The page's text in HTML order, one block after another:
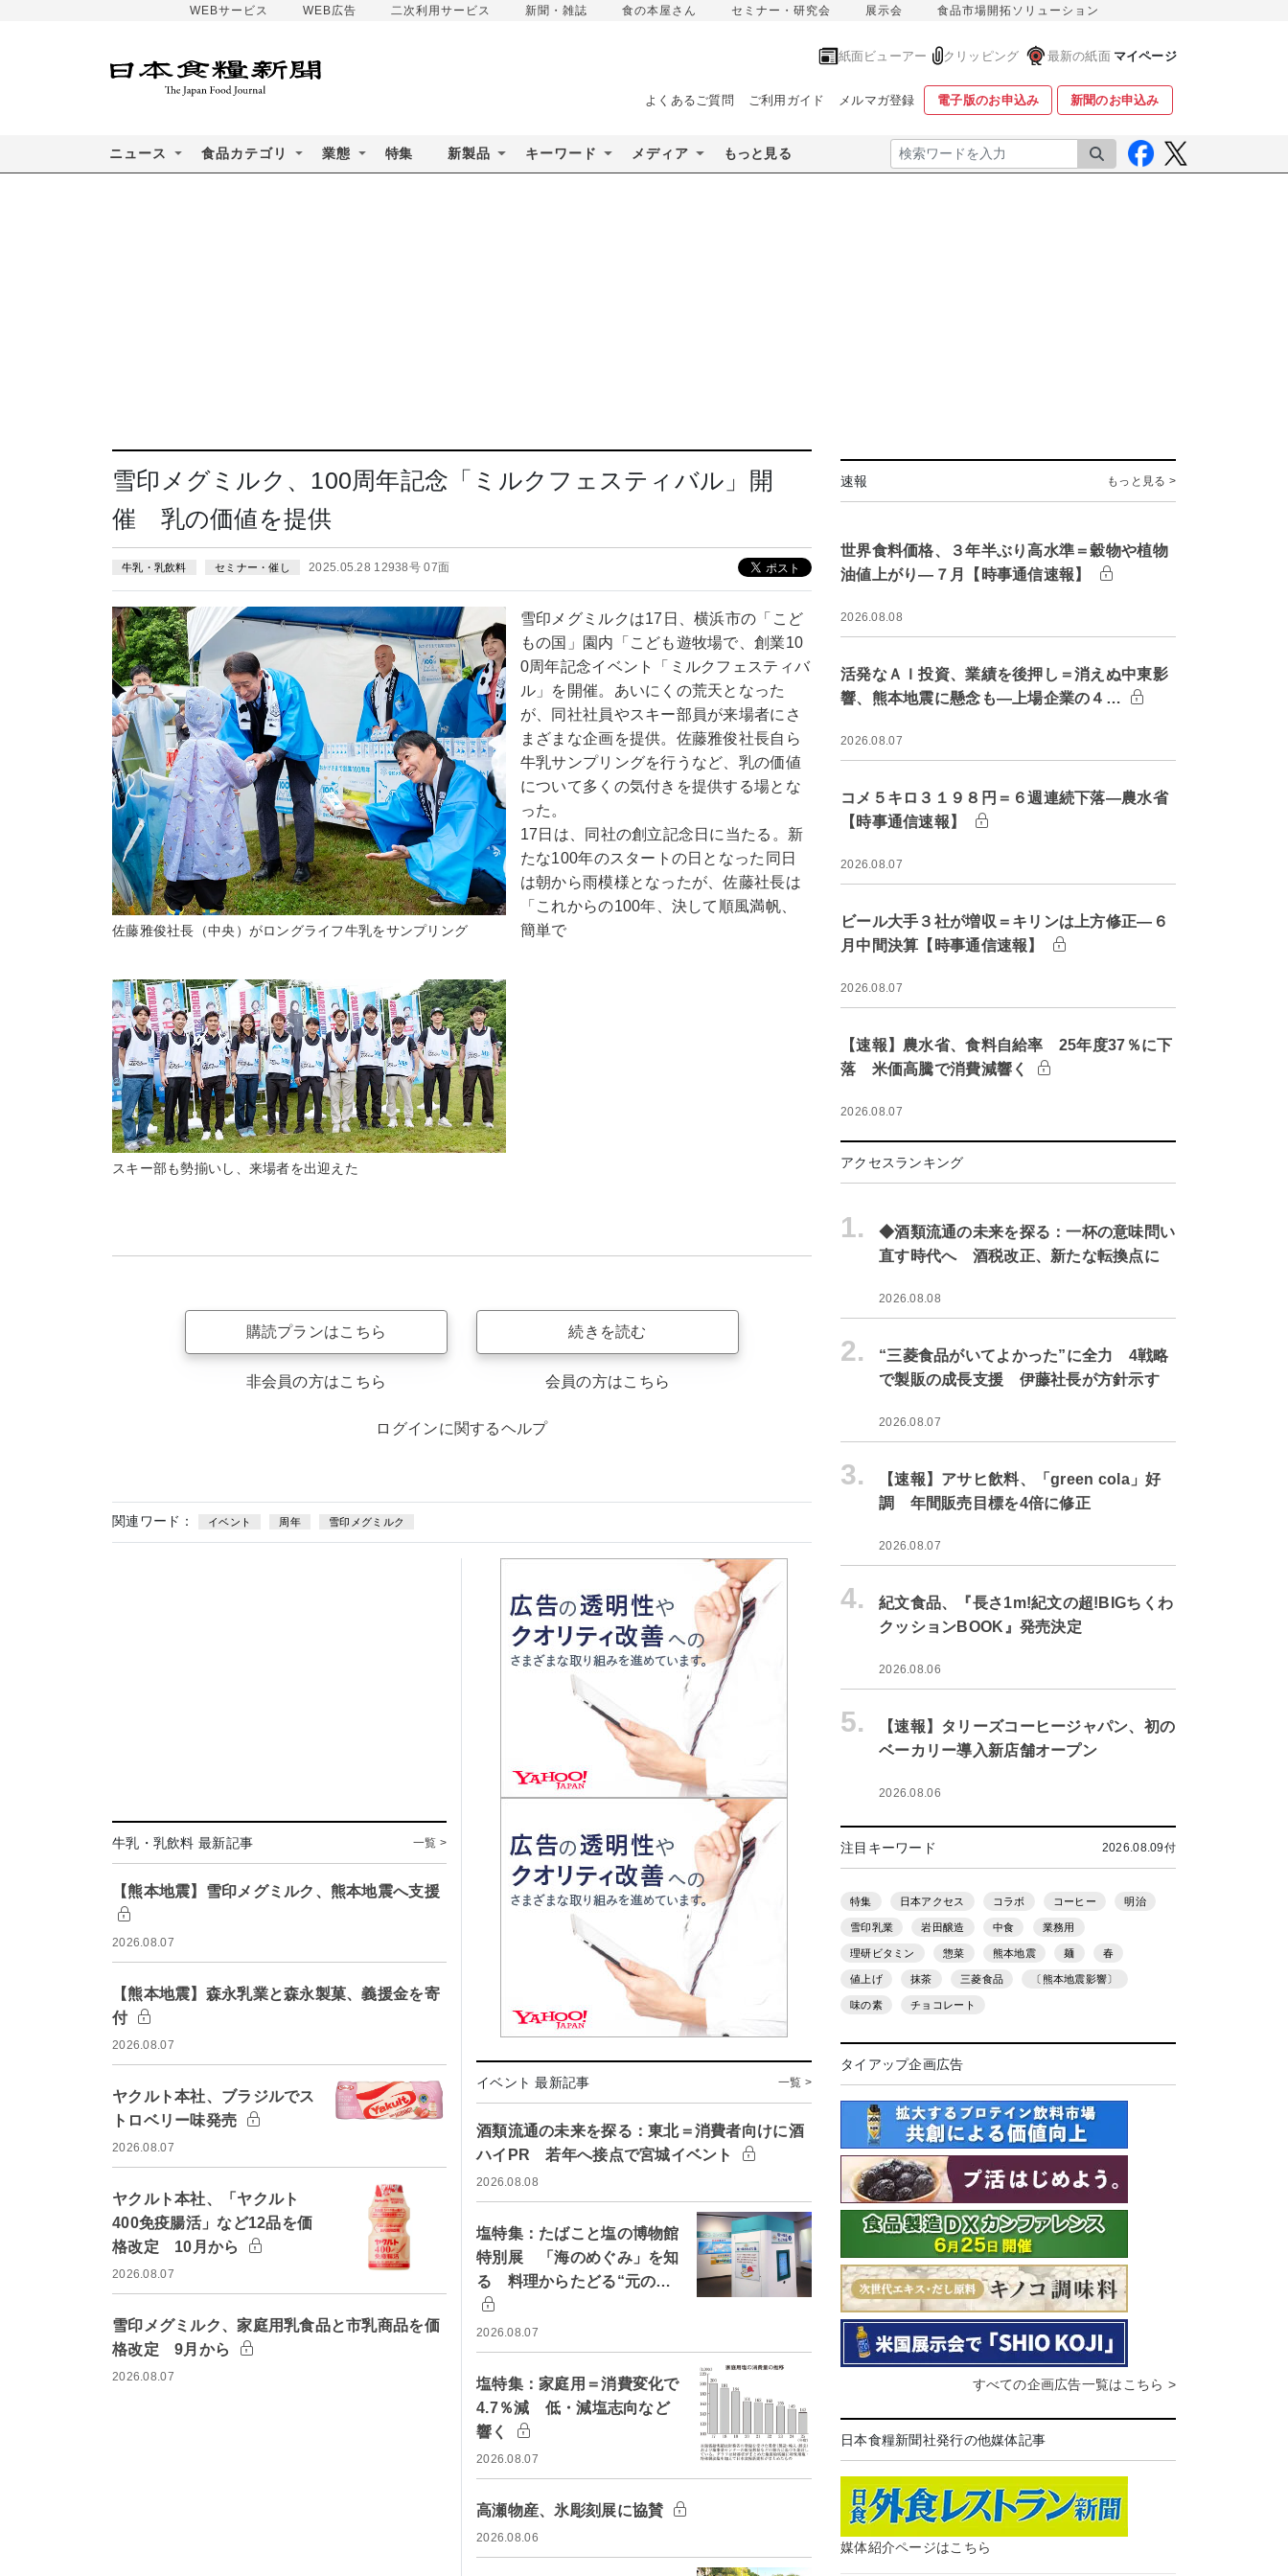
WEBサービス WEB広告 二次利用サービス 新聞・雑誌 食の本屋さん セミナー・研究会 展示会 食品市場開拓ソリューション
紙面ビューアー クリッピング 最新の紙面 マイページ
よくあるご質問 ご利用ガイド メルマガ登録 電子版のお申込み 新聞のお申込み
ニュース 食品カテゴリ 業態 特集 新製品 キーワード メディア もっと見る 検索
雪印メグミルク、100周年記念「ミルクフェスティバル」開
催 乳の価値を提供
牛乳・乳飲料 セミナー・催し 2025.05.28 12938号 07面
佐藤雅俊社長（中央）がロングライフ牛乳をサンプリング
スキー部も勢揃いし、来場者を出迎えた
雪印メグミルクは17日、横浜市の「こど
もの国」園内「こども遊牧場で、創業10
0周年記念イベント「ミルクフェスティバ
ル」を開催。あいにくの荒天となった
が、同社社員やスキー部員が来場者にさ
まざまな企画を提供。佐藤雅俊社長自ら
牛乳サンプリングを行うなど、乳の価値
について多くの気付きを提供する場とな
った。
17日は、同社の創立記念日に当たる。新
たな100年のスタートの日となった同日
は朝から雨模様となったが、佐藤社長は
「これからの100年、決して順風満帆、
簡単で
購読プランはこちら
非会員の方はこちら
続きを読む
会員の方はこちら
ログインに関するヘルプ
関連ワード： イベント 周年 雪印メグミルク
牛乳・乳飲料 最新記事 一覧 >
【熊本地震】雪印メグミルク、熊本地震へ支援
2026.08.07
【熊本地震】森永乳業と森永製菓、義援金を寄
付
2026.08.07
ヤクルト本社、ブラジルでス
トロベリー味発売
2026.08.07
ヤクルト本社、「ヤクルト
400免疫腸活」など12品を価
格改定 10月から
2026.08.07
雪印メグミルク、家庭用乳食品と市乳商品を価
格改定 9月から
2026.08.07
イベント 最新記事 一覧 >
酒類流通の未来を探る：東北＝消費者向けに酒
ハイPR 若年へ接点で宮城イベント
2026.08.08
塩特集：たばこと塩の博物館
特別展 「海のめぐみ」を知
る 料理からたどる“元の…
2026.08.07
塩特集：家庭用＝消費変化で
4.7％減 低・減塩志向など
響く
2026.08.07
高瀬物産、氷彫刻展に協賛
2026.08.06
速報 もっと見る >
世界食料価格、３年半ぶり高水準＝穀物や植物
油値上がり―７月【時事通信速報】
2026.08.08
活発なＡＩ投資、業績を後押し＝消えぬ中東影
響、熊本地震に懸念も―上場企業の４…
2026.08.07
コメ５キロ３１９８円＝６週連続下落―農水省
【時事通信速報】
2026.08.07
ビール大手３社が増収＝キリンは上方修正―６
月中間決算【時事通信速報】
2026.08.07
【速報】農水省、食料自給率 25年度37％に下
落 米価高騰で消費減響く
2026.08.07
アクセスランキング
1.
◆酒類流通の未来を探る：一杯の意味問い
直す時代へ 酒税改正、新たな転換点に
2026.08.08
2.
“三菱食品がいてよかった”に全力 4戦略
で製販の成長支援 伊藤社長が方針示す
2026.08.07
3.
【速報】アサヒ飲料、「green cola」好
調 年間販売目標を4倍に修正
2026.08.07
4.
紀文食品、『長さ1m!紀文の超!BIGちくわ
クッションBOOK』発売決定
2026.08.06
5.
【速報】タリーズコーヒージャパン、初の
ベーカリー導入新店舗オープン
2026.08.06
注目キーワード 2026.08.09付
特集 日本アクセス コラボ コーヒー 明治
雪印乳業 岩田醸造 中食 業務用
理研ビタミン 惣菜 熊本地震 麺 春
値上げ 抹茶 三菱食品 〔熊本地震影響〕
味の素 チョコレート
タイアップ企画広告
すべての企画広告一覧はこちら >
日本食糧新聞社発行の他媒体記事
媒体紹介ページはこちら